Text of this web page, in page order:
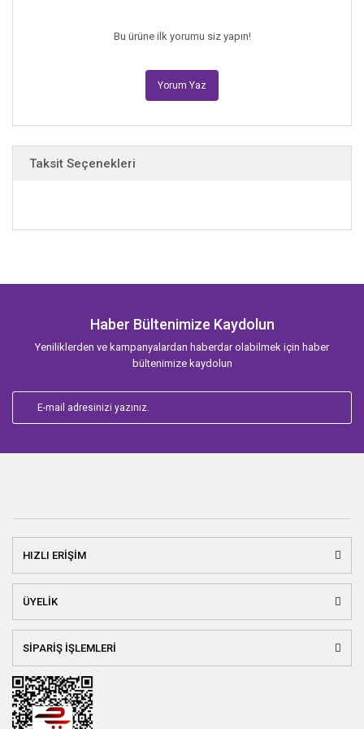
O gittikten sonra çok yağmur yağmıştı yeryüzüne,
hiçbirinin içimdeki yangını söndürmeye
gücünün yetmeyeceği yağmurlar…
Koca bir nehre dönüşseler ve
uyuyamazdım geceler boyu…
Ama o, bunların hiçbirini bilmezdi.
Bu ürüne ilk yorumu siz yapın!
Yorum Yaz
Taksit Seçenekleri
Haber Bültenimize Kaydolun
Yeniliklerden ve kampanyalardan haberdar olabilmek için haber
bültenimize kaydolun
HIZLI ERİŞİM
ÜYELİK
SİPARİŞ İŞLEMLERİ